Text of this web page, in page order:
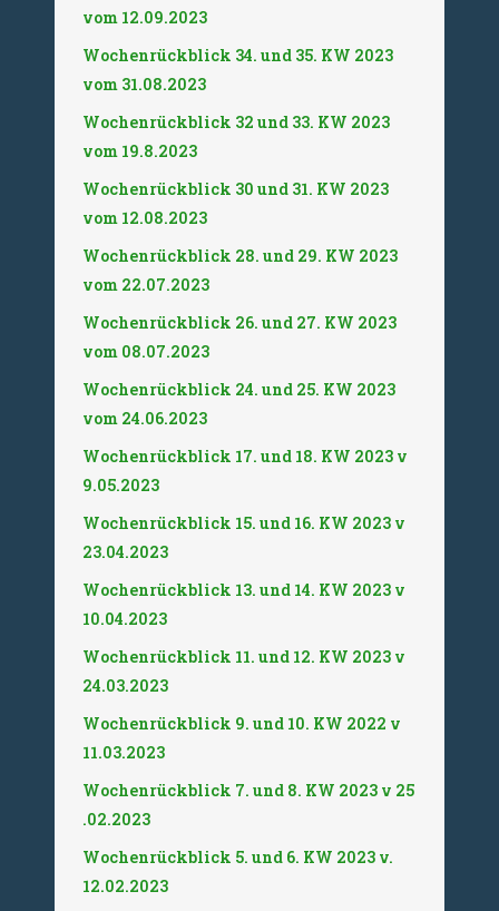
vom 12.09.2023
Wochenrückblick 34. und 35. KW 2023
vom 31.08.2023
Wochenrückblick 32 und 33. KW 2023
vom 19.8.2023
Wochenrückblick 30 und 31. KW 2023
vom 12.08.2023
Wochenrückblick 28. und 29. KW 2023
vom 22.07.2023
Wochenrückblick 26. und 27. KW 2023
vom 08.07.2023
Wochenrückblick 24. und 25. KW 2023
vom 24.06.2023
Wochenrückblick 17. und 18. KW 2023 v
9.05.2023
Wochenrückblick 15. und 16. KW 2023 v
23.04.2023
Wochenrückblick 13. und 14. KW 2023 v
10.04.2023
Wochenrückblick 11. und 12. KW 2023 v
24.03.2023
Wochenrückblick 9. und 10. KW 2022 v
11.03.2023
Wochenrückblick 7. und 8. KW 2023 v 25
.02.2023
Wochenrückblick 5. und 6. KW 2023 v.
12.02.2023